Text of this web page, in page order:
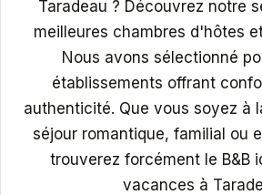
Taradeau ? Découvrez notre
meilleures chambres d'hôtes
Nous avons sélectionné
établissements offrant
authenticité. Que vous soyez à
séjour romantique, familial ou
trouverez forcément le B&B
vacances à